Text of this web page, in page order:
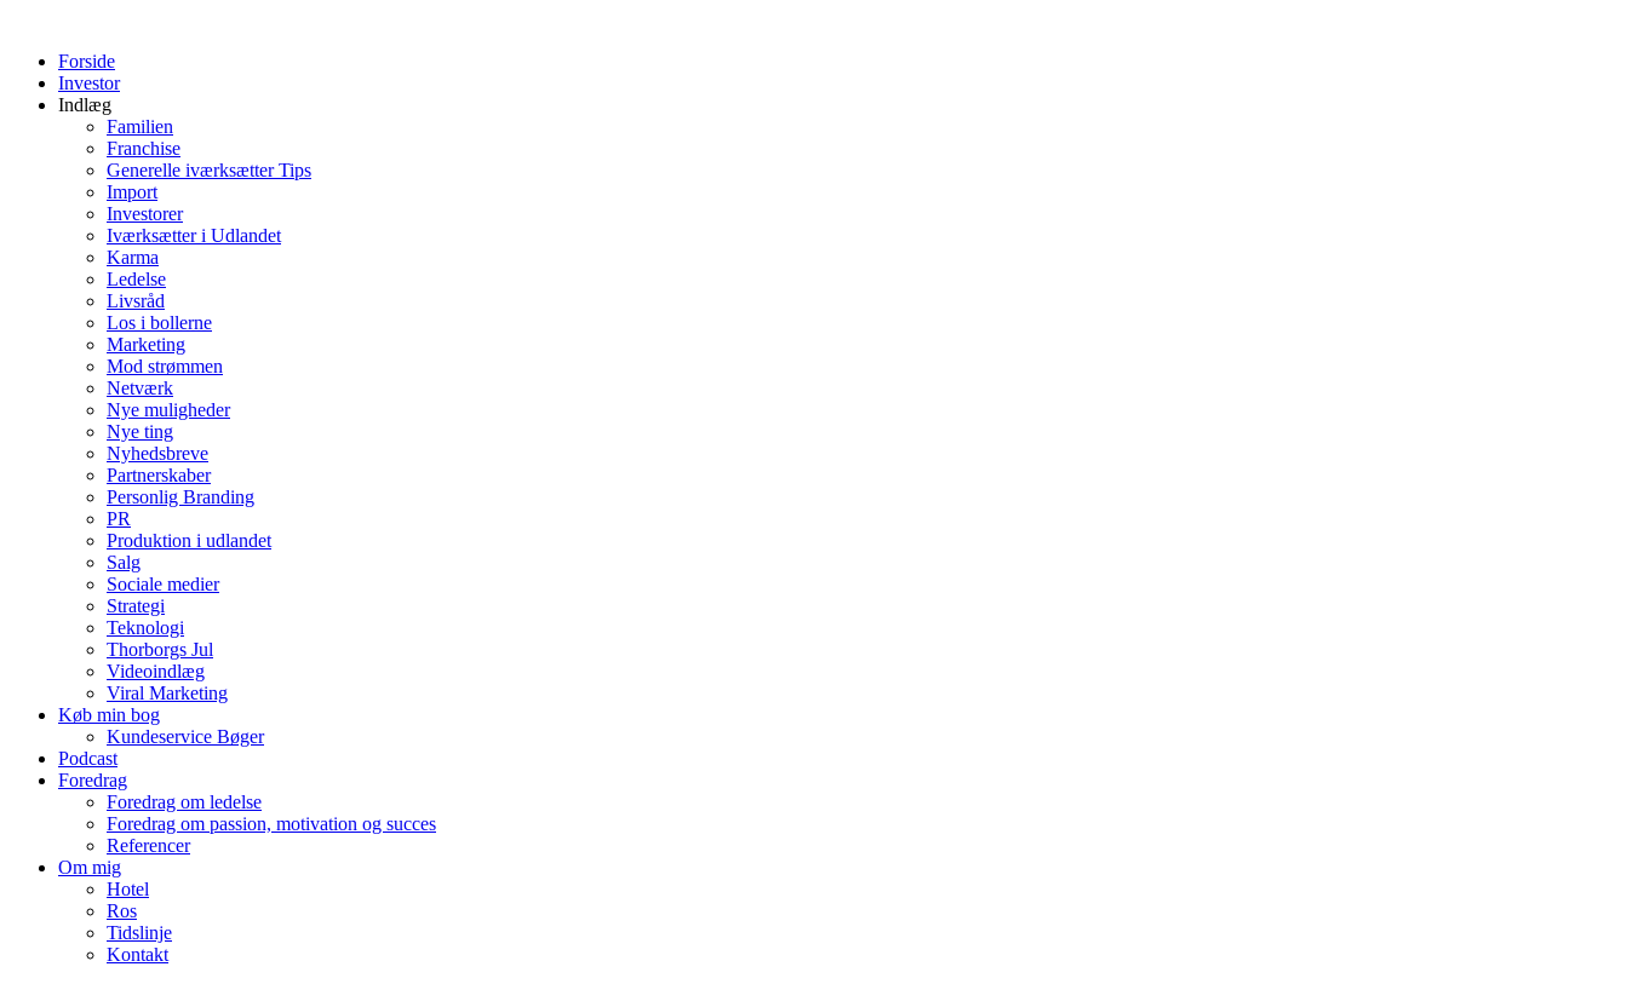
indholdForside
Investor
Indlæg
Familien
Franchise
Generelle iværksætter Tips
Import
Investorer
Iværksætter i Udlandet
Karma
Ledelse
Livsråd
Los i bollerne
Marketing
Mod strømmen
Netværk
Nye muligheder
Nye ting
Nyhedsbreve
Partnerskaber
Personlig Branding
PR
Produktion i udlandet
Salg
Sociale medier
Strategi
Teknologi
Thorborgs Jul
Videoindlæg
Viral Marketing
Køb min bog
Kundeservice Bøger
Podcast
Foredrag
Foredrag om ledelse
Foredrag om passion, motivation og succes
Referencer
Om mig
Hotel
Ros
Tidslinje
Kontakt